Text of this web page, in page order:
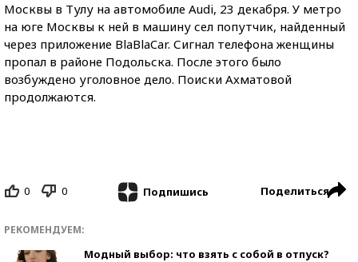
Москвы в Тулу на автомобиле Audi, 23 декабря. У метро
на юге Москвы к ней в машину сел попутчик, найденный
через приложение BlaBlaCar. Сигнал телефона женщины
пропал в районе Подольска. После этого было
возбуждено уголовное дело. Поиски Ахматовой
продолжаются.
0 0 Подпишись Поделиться
РЕКОМЕНДУЕМ:
Модный выбор: что взять с собой в отпуск?